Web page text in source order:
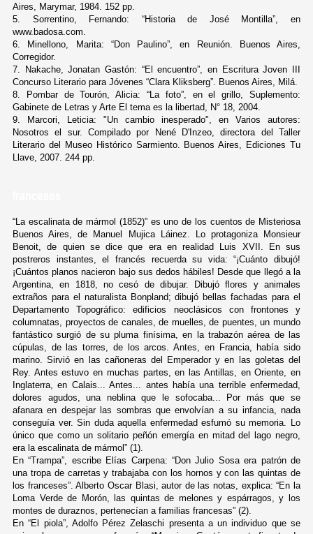
Aires, Marymar, 1984. 152 pp.
5. Sorrentino, Fernando: “Historia de José Montilla”, en
www.badosa.com.
6. Minellono, Marita: “Don Paulino”, en Reunión. Buenos Aires,
Corregidor.
7. Nakache, Jonatan Gastón: “El encuentro”, en Escritura Joven III
Concurso Literario para Jóvenes “Clara Kliksberg”. Buenos Aires, Milá.
8. Pombar de Tourón, Alicia: “La foto”, en el grillo, Suplemento:
Gabinete de Letras y Arte El tema es la libertad, N° 18, 2004.
9. Marcori, Leticia: "Un cambio inesperado", en Varios autores:
Nosotros el sur. Compilado por Nené D'Inzeo, directora del Taller
Literario del Museo Histórico Sarmiento. Buenos Aires, Ediciones Tu
Llave, 2007. 244 pp.
“La escalinata de mármol (1852)” es uno de los cuentos de Misteriosa
Buenos Aires, de Manuel Mujica Láinez. Lo protagoniza Monsieur
Benoit, de quien se dice que era en realidad Luis XVII. En sus
postreros instantes, el francés recuerda su vida: “¡Cuánto dibujó!
¡Cuántos planos nacieron bajo sus dedos hábiles! Desde que llegó a la
Argentina, en 1818, no cesó de dibujar. Dibujó flores y animales
extraños para el naturalista Bonpland; dibujó bellas fachadas para el
Departamento Topográfico: edificios neoclásicos con frontones y
columnatas, proyectos de canales, de muelles, de puentes, un mundo
fantástico surgió de su pluma finísima, en la trabazón aérea de las
cúpulas, de las torres, de los arcos. Antes, en Francia, había sido
marino. Sirvió en las cañoneras del Emperador y en las goletas del
Rey. Antes estuvo en muchas partes, en las Antillas, en Oriente, en
Inglaterra, en Calais... Antes... antes había una terrible enfermedad,
dolores agudos, una neblina que le sofocaba... Por más que se
afanara en despejar las sombras que envolvían a su infancia, nada
conseguía ver. Sin duda aquella enfermedad esfumó su memoria. Lo
único que como un solitario peñón emergía en mitad del lago negro,
era la escalinata de mármol” (1).
En “Trampa”, escribe Elías Carpena: “Don Julio Sosa era patrón de
una tropa de carretas y trabajaba con los hornos y con las quintas de
los franceses”. Alberto Oscar Blasi, autor de las notas, explica: “En la
Loma Verde de Morón, las quintas de melones y espárragos, y los
montes de duraznos, pertenecían a familias francesas” (2).
En “El piola”, Adolfo Pérez Zelaschi presenta a un individuo que se